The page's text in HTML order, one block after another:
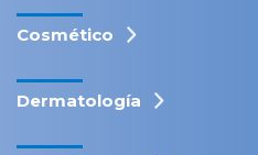
Cosmético
Dermatología